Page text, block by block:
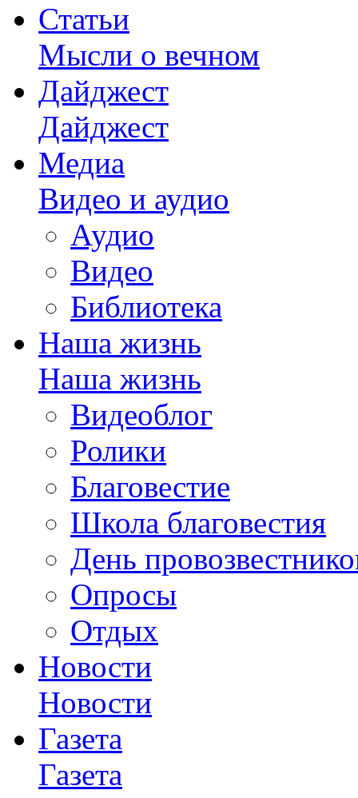
Статьи
Мысли о вечном
Дайджест
Дайджест
Медиа
Видео и аудио
Аудио
Видео
Библиотека
Наша жизнь
Наша жизнь
Видеоблог
Ролики
Благовестие
Школа благовестия
День
Опросы
Отдых
Новости
Новости
Газета
Газета